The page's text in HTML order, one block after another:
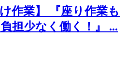
作業】 『座り作業も
担少なく働く！』 ...